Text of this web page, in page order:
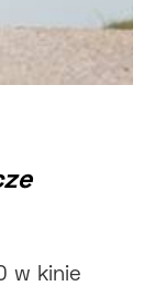
w kinie